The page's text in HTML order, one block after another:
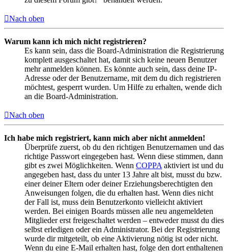
Nach oben
Warum kann ich mich nicht registrieren?
Es kann sein, dass die Board-Administration die Registrierung
komplett ausgeschaltet hat, damit sich keine neuen Benutzer
mehr anmelden können. Es könnte auch sein, dass deine IP-
Adresse oder der Benutzername, mit dem du dich registrieren
möchtest, gesperrt wurden. Um Hilfe zu erhalten, wende dich
an die Board-Administration.
Nach oben
Ich habe mich registriert, kann mich aber nicht anmelden!
Überprüfe zuerst, ob du den richtigen Benutzernamen und das
richtige Passwort eingegeben hast. Wenn diese stimmen, dann
gibt es zwei Möglichkeiten. Wenn COPPA aktiviert ist und du
angegeben hast, dass du unter 13 Jahre alt bist, musst du bzw.
einer deiner Eltern oder deiner Erziehungsberechtigten den
Anweisungen folgen, die du erhalten hast. Wenn dies nicht
der Fall ist, muss dein Benutzerkonto vielleicht aktiviert
werden. Bei einigen Boards müssen alle neu angemeldeten
Mitglieder erst freigeschaltet werden – entweder musst du dies
selbst erledigen oder ein Administrator. Bei der Registrierung
wurde dir mitgeteilt, ob eine Aktivierung nötig ist oder nicht.
Wenn du eine E-Mail erhalten hast, folge den dort enthaltenen